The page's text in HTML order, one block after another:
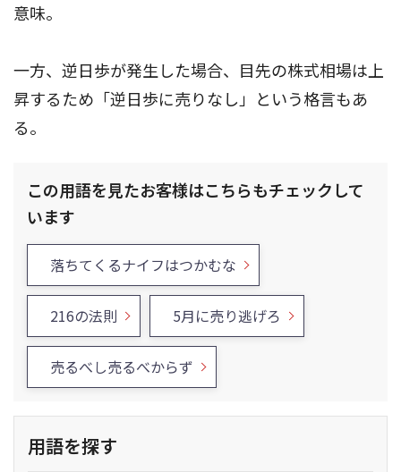
意味。
一方、逆日歩が発生した場合、目先の株式相場は上
昇するため「逆日歩に売りなし」という格言もあ
る。
この用語を見たお客様はこちらもチェックして
います
落ちてくるナイフはつかむな
216の法則 5月に売り逃げろ
売るべし売るべからず
用語を探す